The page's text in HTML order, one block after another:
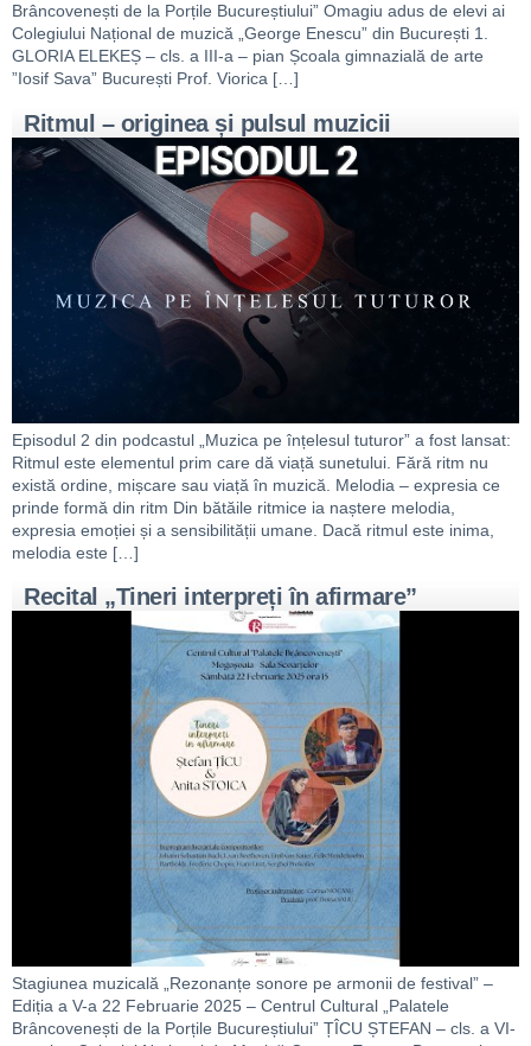
Brâncovenești de la Porțile Bucureștiului” Omagiu adus de elevi ai
Colegiului Național de muzică „George Enescu” din București 1.
GLORIA ELEKEȘ – cls. a III-a – pian Școala gimnazială de arte
”Iosif Sava” București Prof. Viorica […]
Ritmul – originea și pulsul muzicii
Episodul 2 din podcastul „Muzica pe înțelesul tuturor” a fost lansat:
Ritmul este elementul prim care dă viață sunetului. Fără ritm nu
există ordine, mișcare sau viață în muzică. Melodia – expresia ce
prinde formă din ritm Din bătăile ritmice ia naștere melodia,
expresia emoției și a sensibilității umane. Dacă ritmul este inima,
melodia este […]
Recital „Tineri interpreți în afirmare”
Stagiunea muzicală „Rezonanțe sonore pe armonii de festival” –
Ediția a V-a 22 Februarie 2025 – Centrul Cultural „Palatele
Brâncovenești de la Porțile Bucureștiului” ȚÎCU ȘTEFAN – cls. a VI-